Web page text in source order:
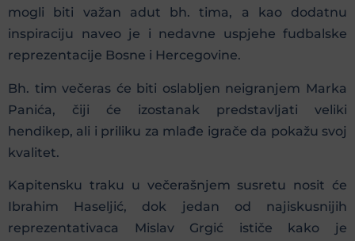
mogli biti važan adut bh. tima, a kao dodatnu
inspiraciju naveo je i nedavne uspjehe fudbalske
reprezentacije Bosne i Hercegovine.
Bh. tim večeras će biti oslabljen neigranjem Marka
Panića, čiji će izostanak predstavljati veliki
hendikep, ali i priliku za mlađe igrače da pokažu svoj
kvalitet.
Kapitensku traku u večerašnjem susretu nosit će
Ibrahim Haseljić, dok jedan od najiskusnijih
reprezentativaca Mislav Grgić ističe kako je